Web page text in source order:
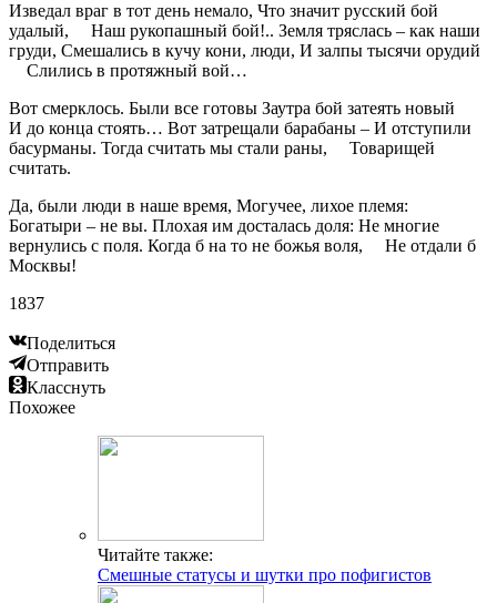
Изведал враг в тот день немало, Что значит русский бой
удалый, Наш рукопашный бой!.. Земля тряслась – как наши
груди, Смешались в кучу кони, люди, И залпы тысячи орудий
Слились в протяжный вой…
Вот смерклось. Были все готовы Заутра бой затеять новый
И до конца стоять… Вот затрещали барабаны – И отступили
басурманы. Тогда считать мы стали раны, Товарищей
считать.
Да, были люди в наше время, Могучее, лихое племя:
Богатыри – не вы. Плохая им досталась доля: Не многие
вернулись с поля. Когда б на то не божья воля, Не отдали б
Москвы!
1837
Поделиться
Отправить
Класснуть
Похожее
Читайте также:
Смешные статусы и шутки про пофигистов